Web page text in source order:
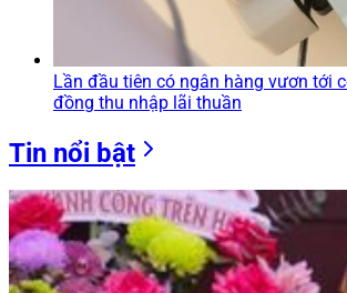
Lần đầu tiên có ngân hàng vươn tới
đồng thu nhập lãi thuần
Tin nổi bật